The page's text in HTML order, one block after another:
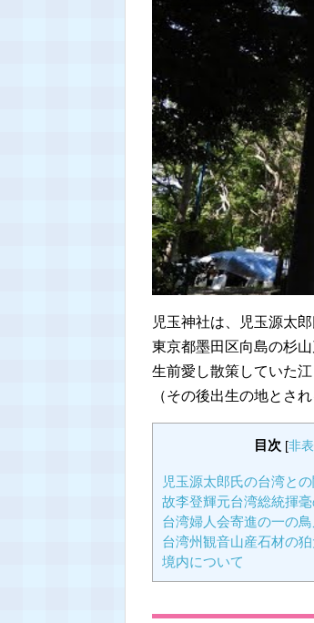
児玉神社は、児玉源太
東京都墨田区向島の杉
生前愛し散策していた
（その後出生の地とさ
目次 [非
児玉源太郎氏の台湾と
故李登輝元台湾総統揮
台湾婦人会寄進の一の
台湾州観音山産石材の狛
境内について